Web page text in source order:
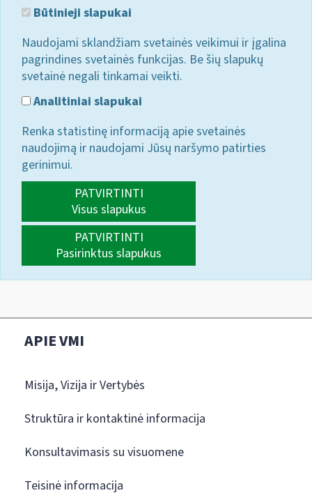
Būtinieji slapukai
Naudojami sklandžiam svetainės veikimui ir įgalina
pagrindines svetainės funkcijas. Be šių slapukų
svetainė negali tinkamai veikti.
Analitiniai slapukai
Renka statistinę informaciją apie svetainės
naudojimą ir naudojami Jūsų naršymo patirties
gerinimui.
PATVIRTINTI
Visus slapukus
PATVIRTINTI
Pasirinktus slapukus
APIE VMI
Misija, Vizija ir Vertybės
Struktūra ir kontaktinė informacija
Konsultavimasis su visuomene
Teisinė informacija